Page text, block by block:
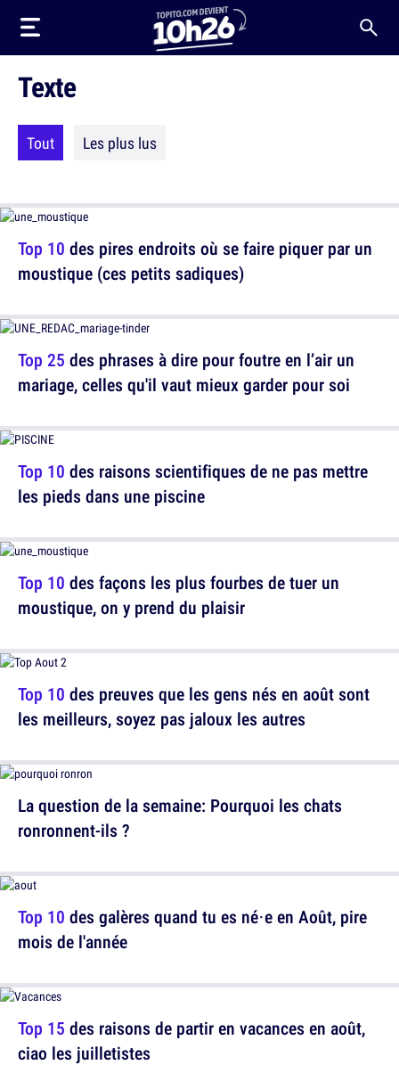
Texte
Tout Les plus lus
Top 10 des pires endroits où se faire piquer par un
moustique (ces petits sadiques)
Top 25 des phrases à dire pour foutre en l’air un
mariage, celles qu'il vaut mieux garder pour soi
Top 10 des façons les plus fourbes de tuer un
moustique, on y prend du plaisir
La question de la semaine: Pourquoi les chats
ronronnent-ils ?
Top 15 des raisons de partir en vacances en août,
ciao les juilletistes
Top 10 des raisons scientifiques de ne pas mettre
les pieds dans une piscine
Top 10 des preuves que les gens nés en août sont
les meilleurs, soyez pas jaloux les autres
Top 10 des galères quand tu es né·e en Août, pire
mois de l'année